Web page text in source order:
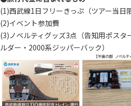
(1)西武線1日フリーきっぷ（ツアー当日
(2)イベント参加費
(3)ノベルティグッズ3点（告知用ポスタ
ルダー・2000系ジッパーバック）